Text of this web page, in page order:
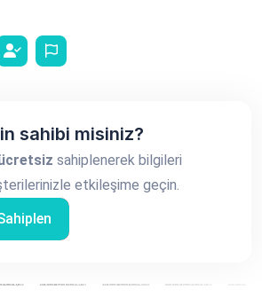
sahibi misiniz?
sahiplenerek bilgileri
etkileşime geçin.